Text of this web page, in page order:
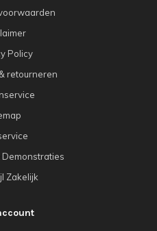
Policy
retourneren
Zakelijk